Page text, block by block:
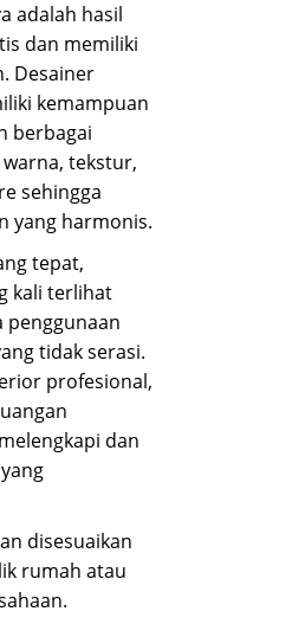
adalah hasil
dan memiliki
Desainer
kemampuan
berbagai
tekstur,
sehingga
yang harmonis.
tepat,
kali terlihat
penggunaan
tidak serasi.
profesional,
dan
disesuaikan
rumah atau